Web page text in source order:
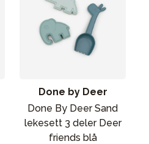
Done by Deer
Done By Deer Sand
lekesett 3 deler Deer
friends blå